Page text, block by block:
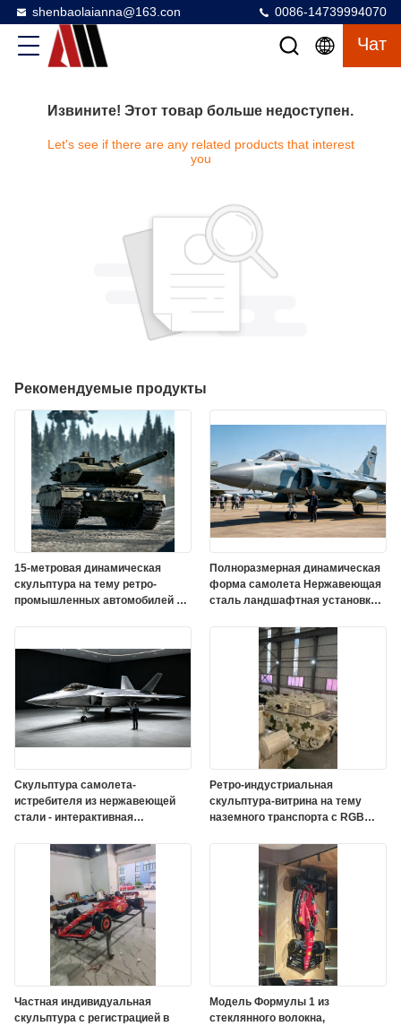
shenbaolaianna@163.con 0086-14739994070
Чат
Извините! Этот товар больше недоступен.
Let's see if there are any related products that interest
you
Рекомендуемые продукты
15-метровая динамическая
скульптура на тему ретро-
промышленных автомобилей с
Полноразмерная динамическая
форма самолета Нержавеющая
сталь ландшафтная установка
авиационного искусства
Скульптура самолета-
истребителя из нержавеющей
стали - интерактивная
инсталляция
Ретро-индустриальная
скульптура-витрина на тему
наземного транспорта с RGB
индивидуальным цветом на
полированной зеркальной
поверхности
Частная индивидуальная
скульптура с регистрацией в
Модель Формулы 1 из
стеклянного волокна,